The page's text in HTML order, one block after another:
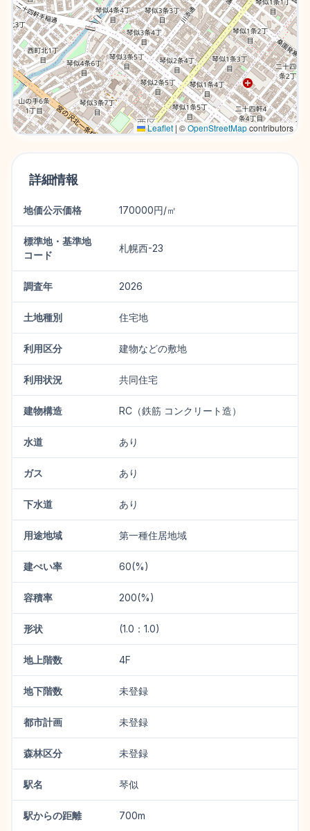
Leaflet | ©OpenStreetMapcontributors
詳細情報
地価公示価格 170000円/㎡
標準地・基準地
コード
札幌西-23
調査年 2026
土地種別 住宅地
利用区分 建物などの敷地
利用状況 共同住宅
建物構造 RC（鉄筋 コンクリート造）
水道 あり
ガス あり
下水道 あり
用途地域 第一種住居地域
建ぺい率 60(%)
容積率 200(%)
形状 (1.0：1.0)
地上階数 4F
地下階数 未登録
都市計画 未登録
森林区分 未登録
駅名 琴似
駅からの距離 700m